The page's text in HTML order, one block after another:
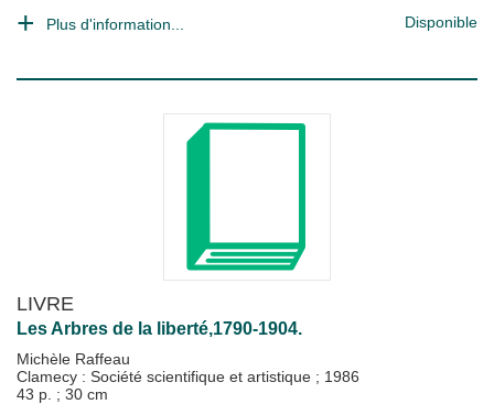
Plus d'information... Disponible
LIVRE
Les Arbres de la liberté,1790-1904.
Michèle Raffeau
Clamecy : Société scientifique et artistique ; 1986
43 p. ; 30 cm